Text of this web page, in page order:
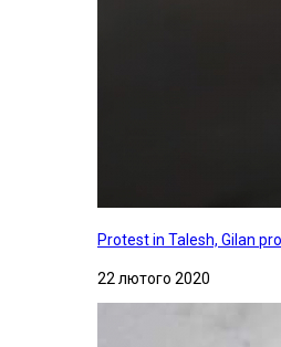
Protest in Talesh, Gilan
22 лютого 2020